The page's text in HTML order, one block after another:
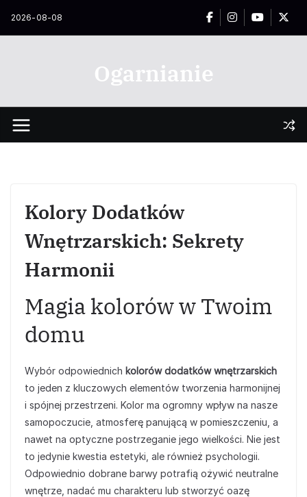
2026-08-08
Ogarnianie
Kolory Dodatków
Wnętrzarskich: Sekrety
Harmonii
Magia kolorów w Twoim
domu
Wybór odpowiednich kolorów dodatków wnętrzarskich
to jeden z kluczowych elementów tworzenia harmonijnej
i spójnej przestrzeni. Kolor ma ogromny wpływ na nasze
samopoczucie, atmosferę panującą w pomieszczeniu, a
nawet na optyczne postrzeganie jego wielkości. Nie jest
to jedynie kwestia estetyki, ale również psychologii.
Odpowiednio dobrane barwy potrafią ożywić neutralne
wnętrze, nadać mu charakteru lub stworzyć oazę